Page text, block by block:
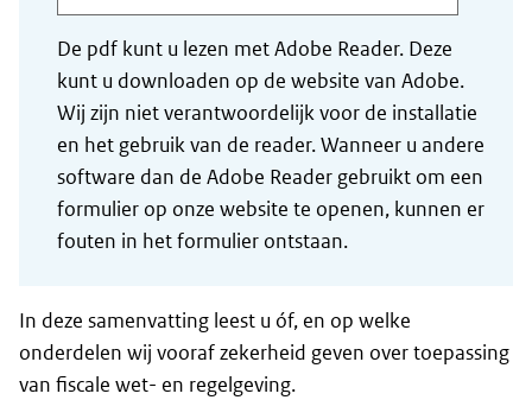
De pdf kunt u lezen met Adobe Reader. Deze
kunt u downloaden op de website van Adobe.
Wij zijn niet verantwoordelijk voor de installatie
en het gebruik van de reader. Wanneer u andere
software dan de Adobe Reader gebruikt om een
formulier op onze website te openen, kunnen er
fouten in het formulier ontstaan.
In deze samenvatting leest u óf, en op welke
onderdelen wij vooraf zekerheid geven over toepassing
van fiscale wet- en regelgeving.